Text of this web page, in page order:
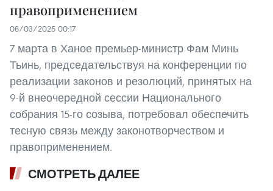
правоприменением
08/03/2025 00:17
7 марта в Ханое премьер-министр Фам Минь
Тьинь, председательствуя на конференции по
реализации законов и резолюций, принятых на
9-й внеочередной сессии Национального
собрания 15-го созыва, потребовал обеспечить
тесную связь между законотворчеством и
правоприменением.
СМОТРЕТЬ ДАЛЕЕ